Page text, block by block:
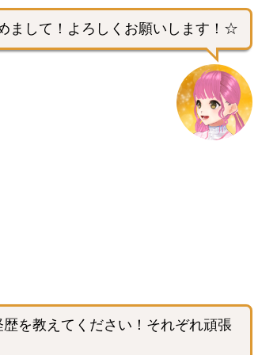
まして！よろしくお願いします！☆
を教えてください！それぞれ頑張